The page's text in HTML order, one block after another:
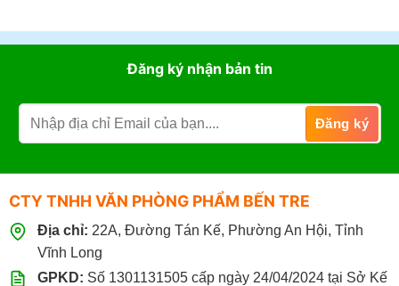
Đăng ký nhận bản tin
CTY TNHH VĂN PHÒNG PHẨM BẾN TRE
Địa chỉ: 22A, Đường Tán Kế, Phường An Hội, Tỉnh
Vĩnh Long
GPKD: Số 1301131505 cấp ngày 24/04/2024 tại Sở Kế